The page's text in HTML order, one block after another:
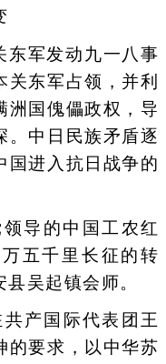
军发动九一八事
东军占领，并利
洲国傀儡政权，导
。中日民族矛盾逐
国进入抗日战争的
导的中国工农红
五千里长征的转
吴起镇会师。
产国际代表团王
的要求，以中华苏